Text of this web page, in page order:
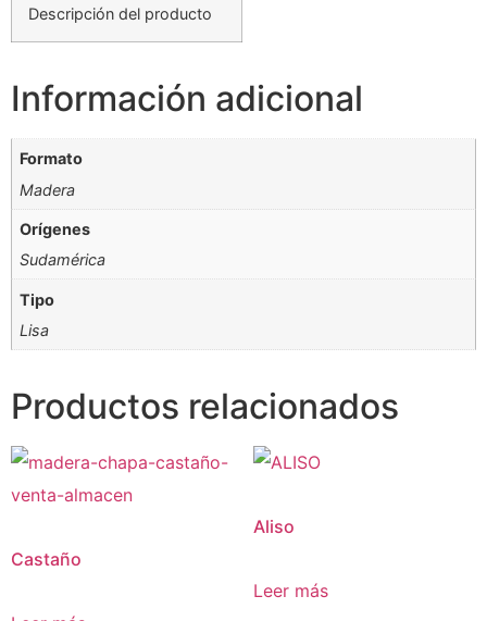
Descripción del producto
Información adicional
Formato
Madera
Orígenes
Sudamérica
Tipo
Lisa
Productos relacionados
Castaño
Aliso
Leer más